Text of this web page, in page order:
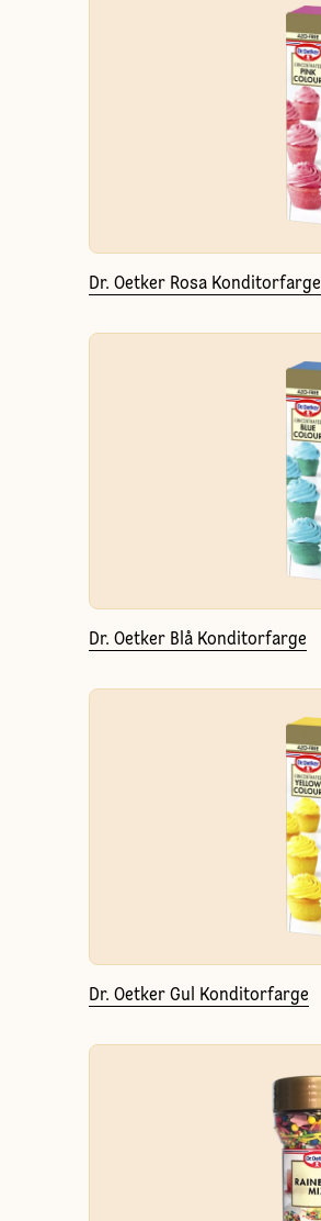
Dr. Oetker Rosa Konditorfarge
Dr. Oetker Blå Konditorfarge
Dr. Oetker Gul Konditorfarge